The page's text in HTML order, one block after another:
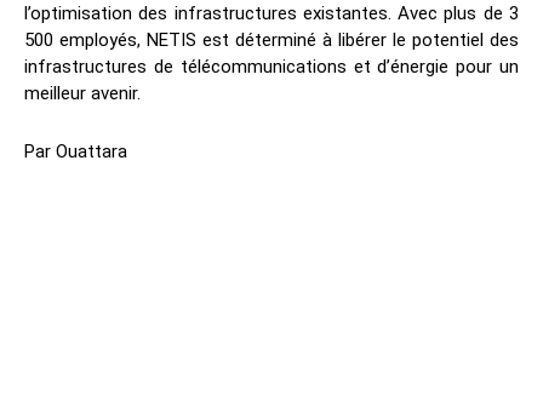
l’optimisation des infrastructures existantes. Avec plus de 3
500 employés, NETIS est déterminé à libérer le potentiel des
infrastructures de télécommunications et d’énergie pour un
meilleur avenir.
Par Ouattara